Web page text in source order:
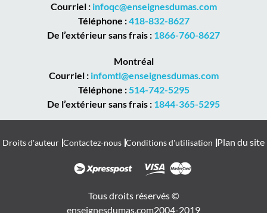
Courriel : infoqc@enseignesdumas.com
Téléphone :418-832-8627
De l’extérieur sans frais : 1866-760-8627
Montréal
Courriel : infomtl@enseignesdumas.com
Téléphone :514-742-5295
De l’extérieur sans frais : 1844-365-5295
Droits d'auteur Contactez-nous Conditions d'utilisation Plan du site
Tous droits réservés ©
enseignesdumas.com2004-2019